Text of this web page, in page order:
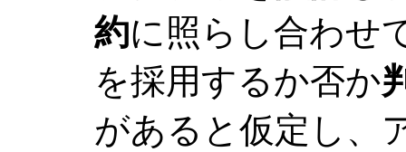
約に照らし合わせ
を採用するか否か
があると仮定し、